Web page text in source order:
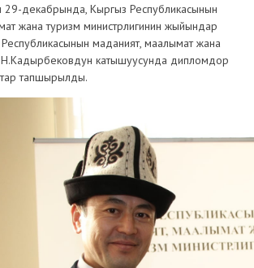
декабрында, Кыргыз Республикасынын
жана туризм министрлигинин жыйындар
маданият, маалымат жана
Н.Кадырбековдун катышуусунда дипломдор
тапшырылды.